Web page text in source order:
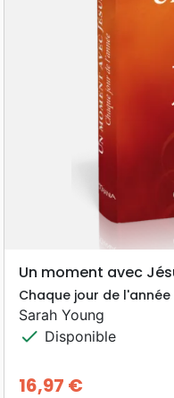
Un moment avec
Chaque jour de l'année
Sarah Young
check Disponible
16,97 €